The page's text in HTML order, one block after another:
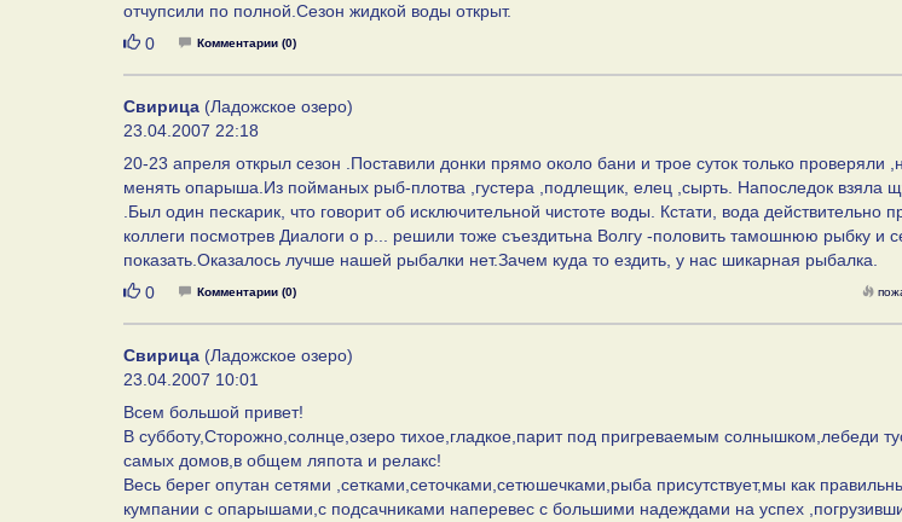
отчупсили по полной.Сезон жидкой воды открыт.
Нравится
0 Комментарии (0)
Свирица (Ладожское озеро)
23.04.2007 22:18
20-23 апреля открыл сезон .Поставили донки прямо около бани и трое суток только проверяли
менять опарыша.Из пойманых рыб-плотва ,густера ,подлещик, елец ,сырть. Напоследок взяла
.Был один пескарик, что говорит об исключительной чистоте воды. Кстати, вода действительно
коллеги посмотрев Диалоги о р... решили тоже съездитьна Волгу -половить тамошнюю рыбку и
показать.Оказалось лучше нашей рыбалки нет.Зачем куда то ездить, у нас шикарная рыбалка.
Нравится
0 Комментарии (0)
Свирица (Ладожское озеро)
23.04.2007 10:01
Всем большой привет!
В субботу,Сторожно,солнце,озеро тихое,гладкое,парит под пригреваемым солнышком,лебеди
самых домов,в общем ляпота и релакс!
Весь берег опутан сетями ,сетками,сеточками,сетюшечками,рыба присутствует,мы как
кумпании с опарышами,с подсачниками наперевес с большими надеждами на успех